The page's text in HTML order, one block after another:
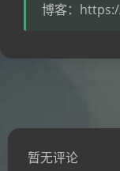
博客：
豆
暂无评论